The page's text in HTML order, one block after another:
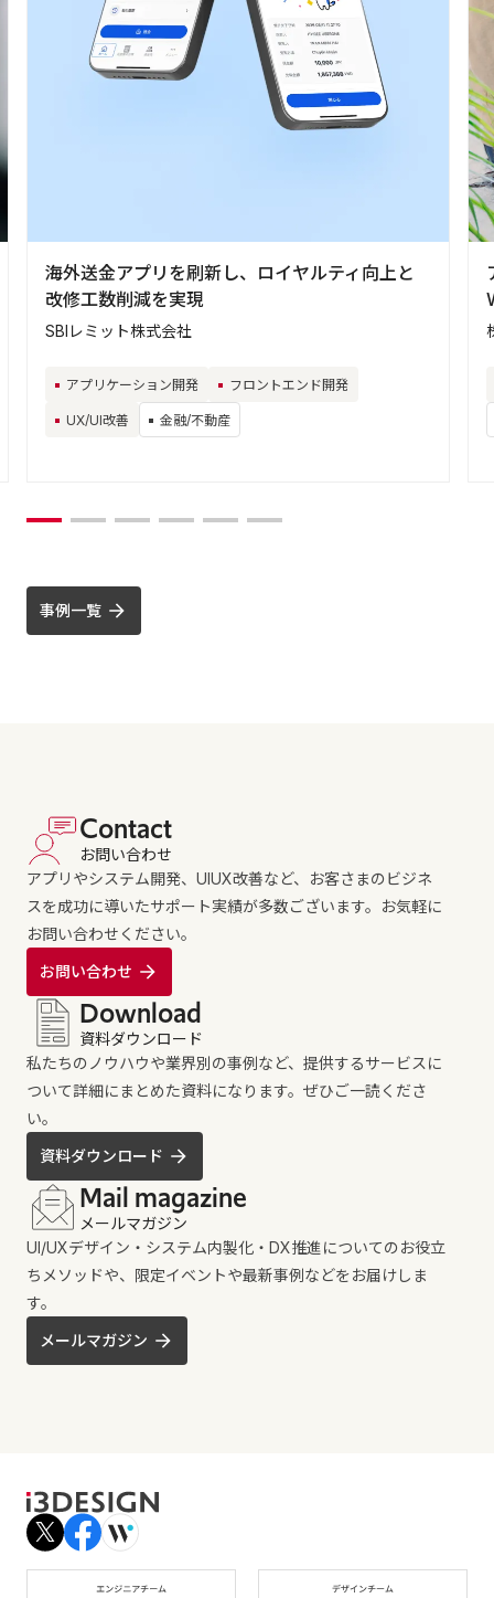
海外送金アプリを刷新し、ロイヤルティ向上と
改修工数削減を実現
SBIレミット株式会社
アプリケーション開発 フロントエンド開発
UX/UI改善 金融/不動産
事例一覧
Contact
お問い合わせ
アプリやシステム開発、UIUX改善など、お客さまのビジネ
スを成功に導いたサポート実績が多数ございます。お気軽に
お問い合わせください。
お問い合わせ
Download
資料ダウンロード
私たちのノウハウや業界別の事例など、提供するサービスに
ついて詳細にまとめた資料になります。ぜひご一読くださ
い。
資料ダウンロード
Mail magazine
メールマガジン
UI/UXデザイン・システム内製化・DX推進についてのお役立
ちメソッドや、限定イベントや最新事例などをお届けしま
す。
メールマガジン